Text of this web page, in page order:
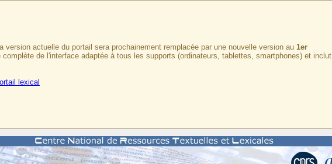
actuelle du portail sera prochainement remplacée par une nouvelle version au 1er
complète de l'interface adaptée à tous les supports (ordinateurs, tablettes, smartphones) et inclut
lexical